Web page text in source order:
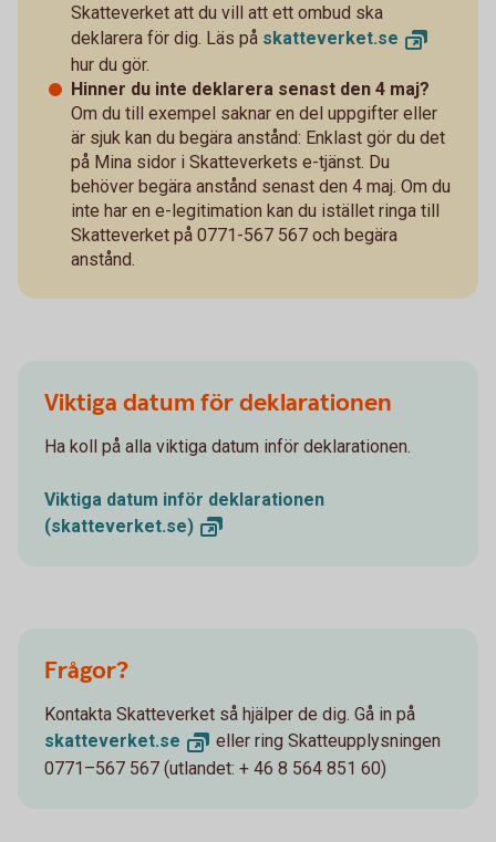
Skatteverket att du vill att ett ombud ska
deklarera för dig. Läs på skatteverket.se
hur du gör.
Hinner du inte deklarera senast den 4 maj?
Om du till exempel saknar en del uppgifter eller
är sjuk kan du begära anstånd: Enklast gör du det
på Mina sidor i Skatteverkets e-tjänst. Du
behöver begära anstånd senast den 4 maj. Om du
inte har en e-legitimation kan du istället ringa till
Skatteverket på 0771-567 567 och begära
anstånd.
Viktiga datum för deklarationen
Ha koll på alla viktiga datum inför deklarationen.
Viktiga datum inför deklarationen
(skatteverket.se)
Frågor?
Kontakta Skatteverket så hjälper de dig. Gå in på
skatteverket.se
eller ring Skatteupplysningen
0771–567 567 (utlandet: + 46 8 564 851 60)